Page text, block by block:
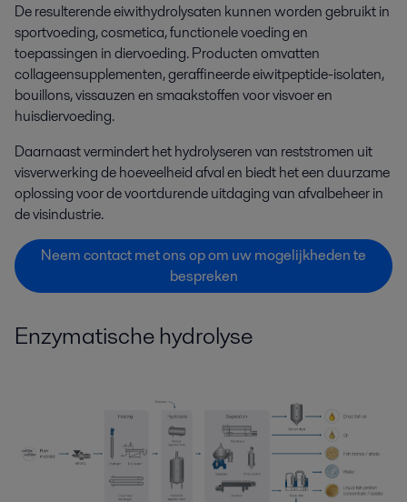
De resulterende eiwithydrolysaten kunnen worden gebruikt in
sportvoeding, cosmetica, functionele voeding en
toepassingen in diervoeding. Producten omvatten
collageensupplementen, geraffineerde eiwitpeptide-isolaten,
bouillons, vissauzen en smaakstoffen voor visvoer en
huisdiervoeding.
Daarnaast vermindert het hydrolyseren van reststromen uit
visverwerking de hoeveelheid afval en biedt het een duurzame
oplossing voor de voortdurende uitdaging van afvalbeheer in
de visindustrie.
Neem contact met ons op om uw mogelijkheden te
bespreken
Enzymatische hydrolyse